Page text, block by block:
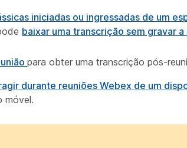
iniciadas ou ingressadas de um
baixar uma transcrição sem gravar a
para obter uma transcrição pós-
durante reuniões Webex de um
móvel.